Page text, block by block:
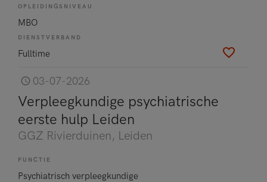
OPLEIDINGSNIVEAU
MBO
DIENSTVERBAND
Fulltime
03-07-2026
Verpleegkundige psychiatrische
eerste hulp Leiden
GGZ Rivierduinen, Leiden
FUNCTIE
Psychiatrisch verpleegkundige